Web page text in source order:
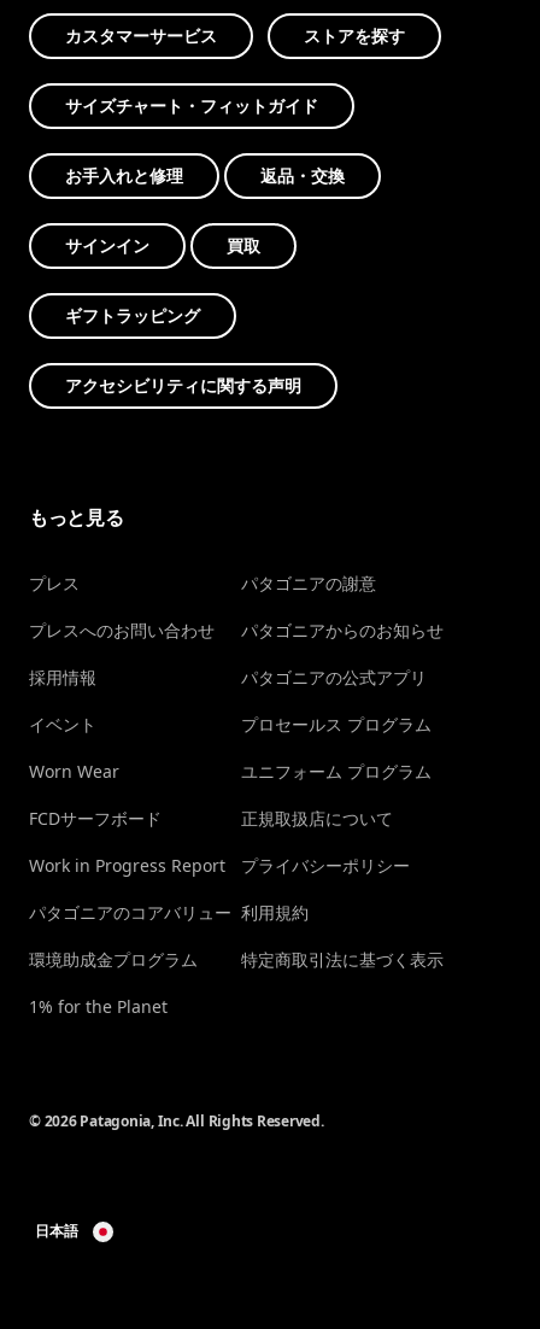
カスタマーサービス ストアを探す
サイズチャート・フィットガイド
お手入れと修理 返品・交換
サインイン 買取
ギフトラッピング
アクセシビリティに関する声明
もっと見る
プレス
プレスへのお問い合わせ
採用情報
イベント
Worn Wear
FCDサーフボード
Work in Progress Report
パタゴニアのコアバリュー
環境助成金プログラム
1% for the Planet
パタゴニアの謝意
パタゴニアからのお知らせ
パタゴニアの公式アプリ
プロセールス プログラム
ユニフォーム プログラム
正規取扱店について
プライバシーポリシー
利用規約
特定商取引法に基づく表示
© 2026 Patagonia, Inc. All Rights Reserved.
日本語